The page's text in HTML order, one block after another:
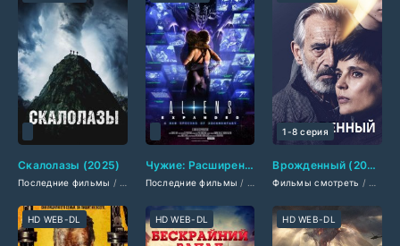
Скалолазы (2025)
Последние фильмы / Американские фильмы/ Боевики 2024/ Триллеры 2024
Чужие: Расширенная версия (2024)
Последние фильмы / Фильмы 2024 /
Врожденный (2025)
Фильмы смотреть /
1-8 серия
HD WEB-DL HD WEB-DL HD WEB-DL